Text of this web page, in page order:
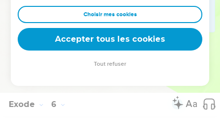
dans leurs mains pour nous massacrer. »
Moïse retourna vers l'Eternel et dit : « Seigneur, pourquoi
as-tu fait du mal à ce peuple ? Est-ce pour cela que tu m'as
envoyé ?
Depuis que je suis allé trouver le pharaon pour parler en
Exode 6
Choisir mes cookies
Accepter tous les cookies
Tout refuser